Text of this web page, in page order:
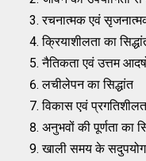
रचनात्मक एवं
क्रियाशीलता का
नैतिकता एवं उत्तम
लचीलेपन का सिद्धांत
विकास एवं
अनुभवों की पूर्णता का
खाली समय के सदुपयोग